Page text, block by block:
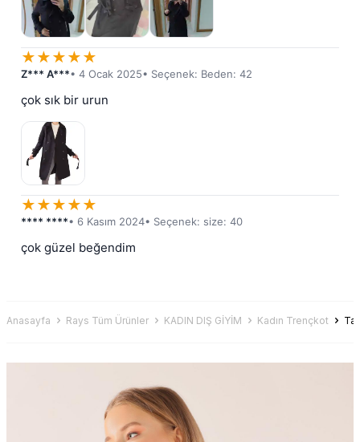
★★★★★
Z*** A***• 4 Ocak 2025• Seçenek: Beden: 42
çok sık bir urun
★★★★★
**** ****• 6 Kasım 2024• Seçenek: size: 40
çok güzel beğendim
Anasayfa Rays Tüm Ürünler KADIN DIŞ GİYİM Kadın Trençkot